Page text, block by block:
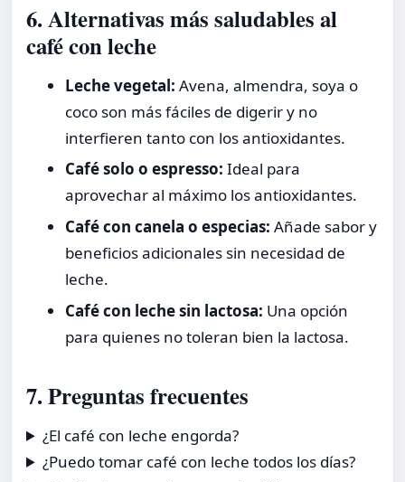
6. Alternativas más saludables al
café con leche
Leche vegetal: Avena, almendra, soya o
coco son más fáciles de digerir y no
interfieren tanto con los antioxidantes.
Café solo o espresso: Ideal para
aprovechar al máximo los antioxidantes.
Café con canela o especias: Añade sabor y
beneficios adicionales sin necesidad de
leche.
Café con leche sin lactosa: Una opción
para quienes no toleran bien la lactosa.
7. Preguntas frecuentes
¿El café con leche engorda?
¿Puedo tomar café con leche todos los días?